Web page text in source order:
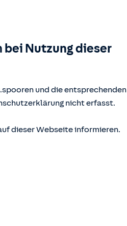
Nutzung dieser
und die entsprechenden
nicht erfasst.
dieser Webseite informieren.